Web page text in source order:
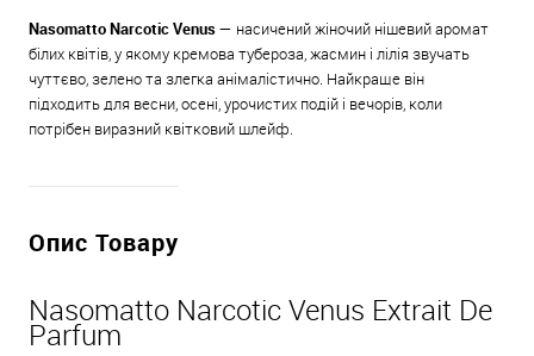
Nasomatto Narcotic Venus — насичений жіночий нішевий аромат
білих квітів, у якому кремова тубероза, жасмин і лілія звучать
чуттєво, зелено та злегка анімалістично. Найкраще він
підходить для весни, осені, урочистих подій і вечорів, коли
потрібен виразний квітковий шлейф.
Опис Товару
Nasomatto Narcotic Venus Extrait De
Parfum